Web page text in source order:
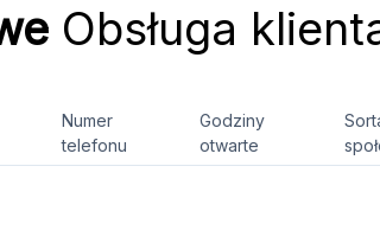
Obsługa
Numer
telefonu
Godziny
otwarte